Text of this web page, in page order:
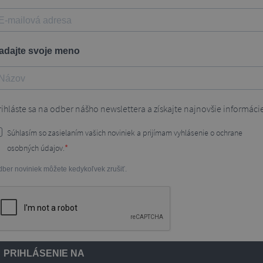
svoje meno
sa na odber nášho newslettera a získajte najnovšie
Súhlasím so zasielaním vašich noviniek a prijímam vyhlásenie o ochrane
osobných údajov.
noviniek môžete kedykoľvek zrušiť.
PRIHLÁSENIE NA